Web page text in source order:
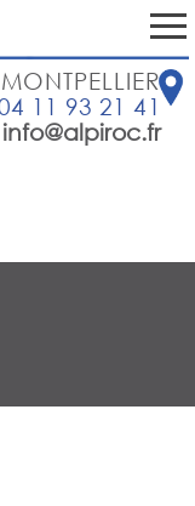
MONTPELLIER
11 93 21 41
info@alpiroc.fr